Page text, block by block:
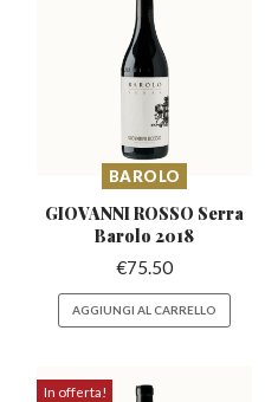
BAROLO
GIOVANNI ROSSO Serra
Barolo 2018
€75.50
AGGIUNGI AL CARRELLO
In offerta!